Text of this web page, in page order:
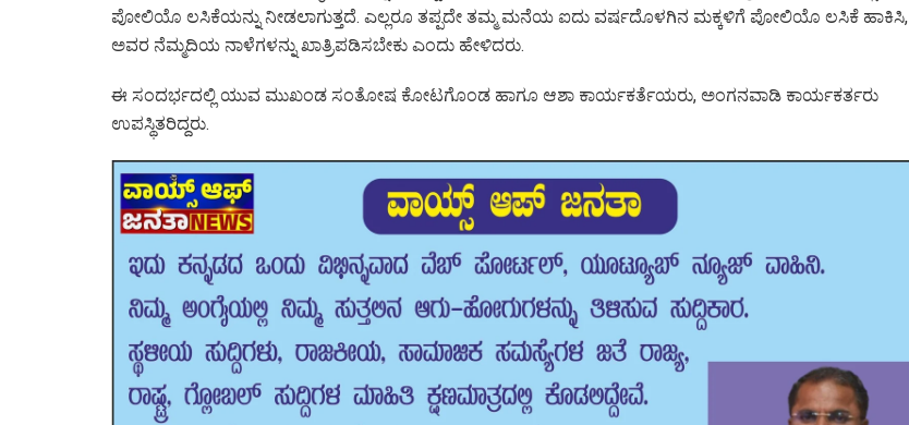
ಪೋಲಿಯೊ ಲಸಿಕೆಯನ್ನು ನೀಡಲಾಗುತ್ತದೆ. ಎಲ್ಲರೂ ತಪ್ಪದೇ ತಮ್ಮ ಮನೆಯ ಐದು ವರ್ಷದೊಳಗಿನ ಮಕ್ಕಳಿಗೆ ಪೋಲಿಯೊ ಲಸಿಕೆ ಹಾಕಿಸಿ,
ಅವರ ನೆಮ್ಮದಿಯ ನಾಳೆಗಳನ್ನು ಖಾತ್ರಿಪಡಿಸಬೇಕು ಎಂದು ಹೇಳಿದರು.
ಈ ಸಂದರ್ಭದಲ್ಲಿ ಯುವ ಮುಖಂಡ ಸಂತೋಷ ಕೋಟಗೊಂಡ ಹಾಗೂ ಆಶಾ ಕಾರ್ಯಕರ್ತೆಯರು, ಅಂಗನವಾಡಿ ಕಾರ್ಯಕರ್ತರು
ಉಪಸ್ಥಿತರಿದ್ದರು.